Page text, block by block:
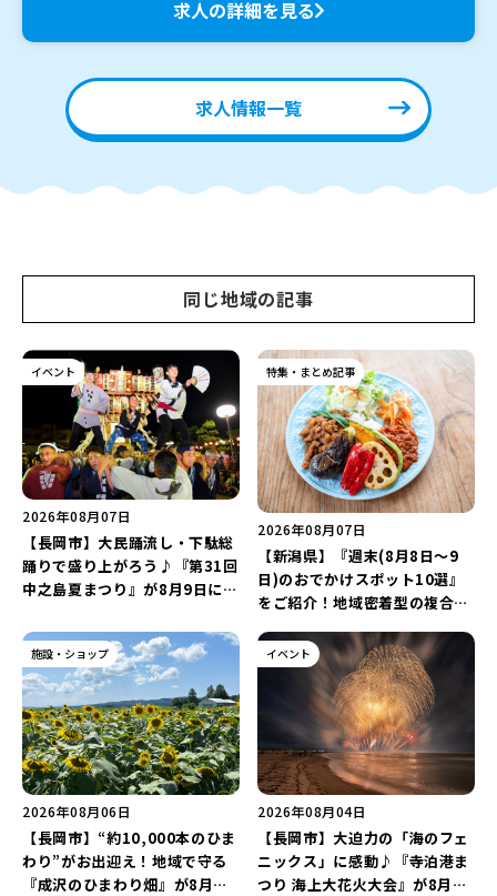
求人の詳細を見る
求人情報一覧
同じ地域の記事
イベント
2026年08月07日
【長岡市】大民踊流し・下駄総
踊りで盛り上がろう♪『第31回
中之島夏まつり』が8月9日に開
手”のシュート対決は必見♪
特集・まとめ記事
2026年08月07日
【新潟県】『週末(8月8日～9
日)のおでかけスポット10選』
をご紹介！地域密着型の複合施
ナ丸大新潟のサマーフェスタ
2026」がおすすめ♪
施設・ショップ
2026年08月06日
【長岡市】“約10,000本のひま
わり”がお出迎え！地域で守る
『成沢のひまわり畑』が8月中
イベント
2026年08月04日
【長岡市】大迫力の「海のフェ
ニックス」に感動♪『寺泊港ま
つり 海上大花火大会』が8月7